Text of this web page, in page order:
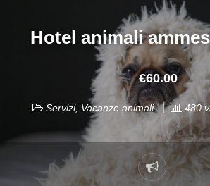
Hotel animali
€60.00
Servizi, Vacanze animali 480
Segnala